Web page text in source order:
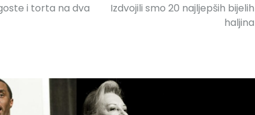
i torta na dva
Izdvojili smo 20 najljepših bijelih
haljina